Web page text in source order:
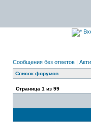
Сообщения без ответов |
Список форумов
Страница 1 из 99